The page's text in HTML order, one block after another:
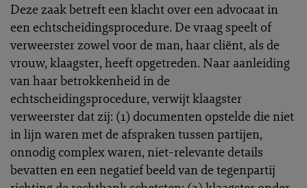
Deze zaak betreft een klacht over een advocaat in
een echtscheidingsprocedure. De vraag speelt of
verweerster zowel voor de man, haar cliënt, als de
vrouw, klaagster, heeft opgetreden. Naar aanleiding
van haar betrokkenheid in de
echtscheidingsprocedure, verwijt klaagster
verweerster dat zij: (1) documenten opstelde die niet
in lijn waren met de afspraken tussen partijen,
onnodig complex waren, niet-relevante details
bevatten en een negatief beeld van de tegenpartij